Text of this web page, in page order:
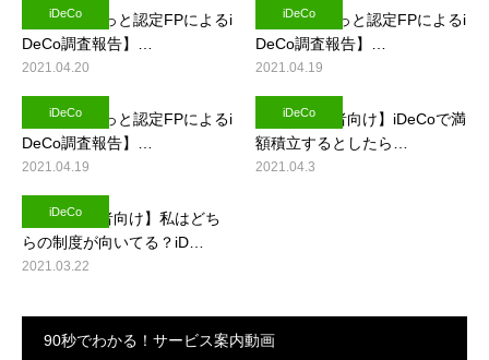
iDeCo
【FP相談ねっと認定FPによるi
DeCo調査報告】…
2021.04.20
iDeCo
【FP相談ねっと認定FPによるi
DeCo調査報告】…
2021.04.19
iDeCo
【FP相談ねっと認定FPによるi
DeCo調査報告】…
2021.04.19
iDeCo
【投資初心者向け】iDeCoで満
額積立するとしたら…
2021.04.3
iDeCo
【投資初心者向け】私はどち
らの制度が向いてる？iD…
2021.03.22
90秒でわかる！サービス案内動画